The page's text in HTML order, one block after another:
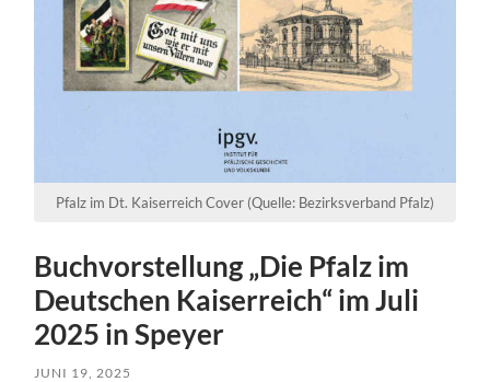
Pfalz im Dt. Kaiserreich Cover (Quelle: Bezirksverband Pfalz)
Buchvorstellung „Die Pfalz im
Deutschen Kaiserreich“ im Juli
2025 in Speyer
JUNI 19, 2025